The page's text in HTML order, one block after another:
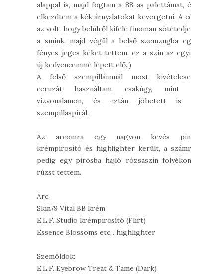
alappal is, majd fogtam a 88-as palettámat, és
elkezdtem a kék árnyalatokat kevergetni. A cél
az volt, hogy belülről kifelé finoman sötétedjen
a smink, majd végül a belső szemzugba egy
fényes-jeges kéket tettem, ez a szín az egyik
új kedvencemmé lépett elő.:)
A felső szempilláimnál most kivételesen
ceruzát használtam, csakúgy, mint a
vízvonalamon, és eztán jöhetett is a
szempillaspirál.
Az arcomra egy nagyon kevés pink
krémpirosító és highlighter került, a számra
pedig egy pirosba hajló rózsaszín folyékony
rúzst tettem.
Arc:
Skin79 Vital BB krém
E.L.F. Studio krémpirosító (Flirt)
Essence Blossoms etc... highlighter
Szemöldök:
E.L.F. Eyebrow Treat & Tame (Dark)